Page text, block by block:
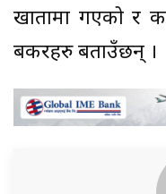
खातामा गएको र
बैंकरहरु बताउँछन् ।